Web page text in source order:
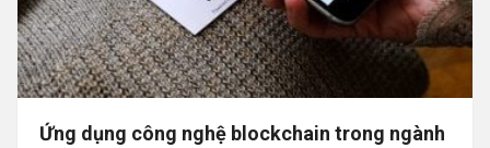
Ứng dụng công nghệ blockchain trong ngành